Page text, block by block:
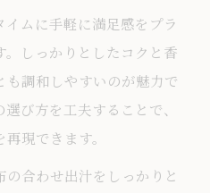
ムに手軽に満足感をプラ
。しっかりとしたコクと香
も調和しやすいのが魅力で
び方を工夫することで、
現できます。
合わせ出汁をしっかりと